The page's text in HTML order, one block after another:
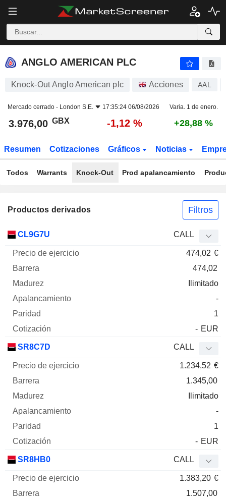
ANGLO AMERICAN PLC
ANGLO AMERICAN PLC
Knock-Out Anglo American plc Acciones AAL
Mercado cerrado - London S.E. 17:35:24 06/08/2026 Varia. 1 de enero.
3.976,00 GBX -1,12 % +28,88 %
Resumen Cotizaciones Gráficos Noticias
Todos Warrants Knock-Out Prod apalancamiento
Productos derivados Filtros
Mnemo
ejercicio
Elasticidad
CL9G7U CALL
474,02 €
474,02
Ilimitado
-
1
- EUR
SR8C7D CALL
1.234,52 €
1.345,00
Ilimitado
-
1
- EUR
SR8HB0 CALL
1.383,20 €
1.507,00